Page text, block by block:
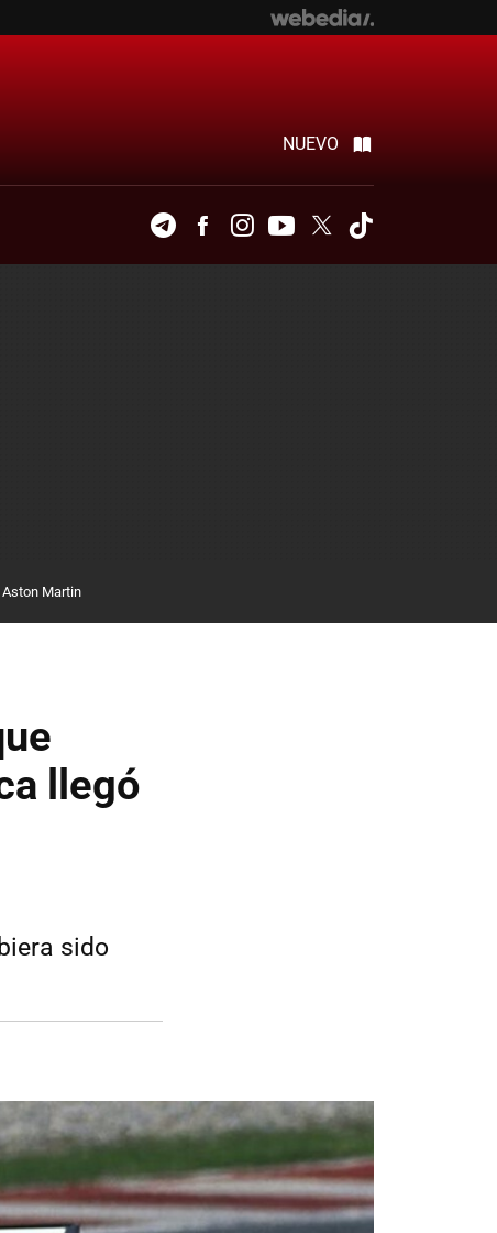
NUEVO
TelegramFacebookInstagramYoutubeTwitter
Aston Martin
llegó
sido